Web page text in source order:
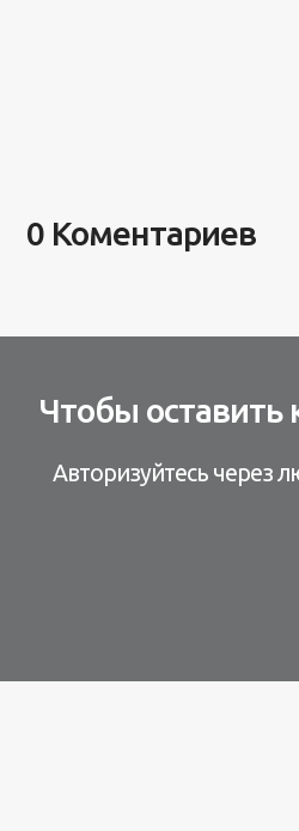
0 Коментариев
Чтобы оставить
Авторизуйтесь через